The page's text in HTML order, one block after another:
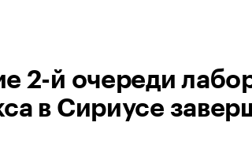
2-й очереди
в Сириусе